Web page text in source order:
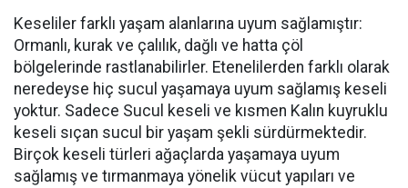
Keseliler farklı yaşam alanlarına uyum sağlamıştır:
Ormanlı, kurak ve çalılık, dağlı ve hatta çöl
bölgelerinde rastlanabilirler. Etenelilerden farklı olarak
neredeyse hiç sucul yaşamaya uyum sağlamış keseli
yoktur. Sadece Sucul keseli ve kısmen Kalın kuyruklu
keseli sıçan sucul bir yaşam şekli sürdürmektedir.
Birçok keseli türleri ağaçlarda yaşamaya uyum
sağlamış ve tırmanmaya yönelik vücut yapıları ve